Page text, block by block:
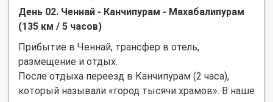
День 02. Ченнай - Канчипурам - Махабалипурам
(135 км / 5 часов)
Прибытие в Ченнай, трансфер в отель,
размещение и отдых.
После отдыха переезд в Канчипурам (2 часа),
который называли «город тысячи храмов». В наше